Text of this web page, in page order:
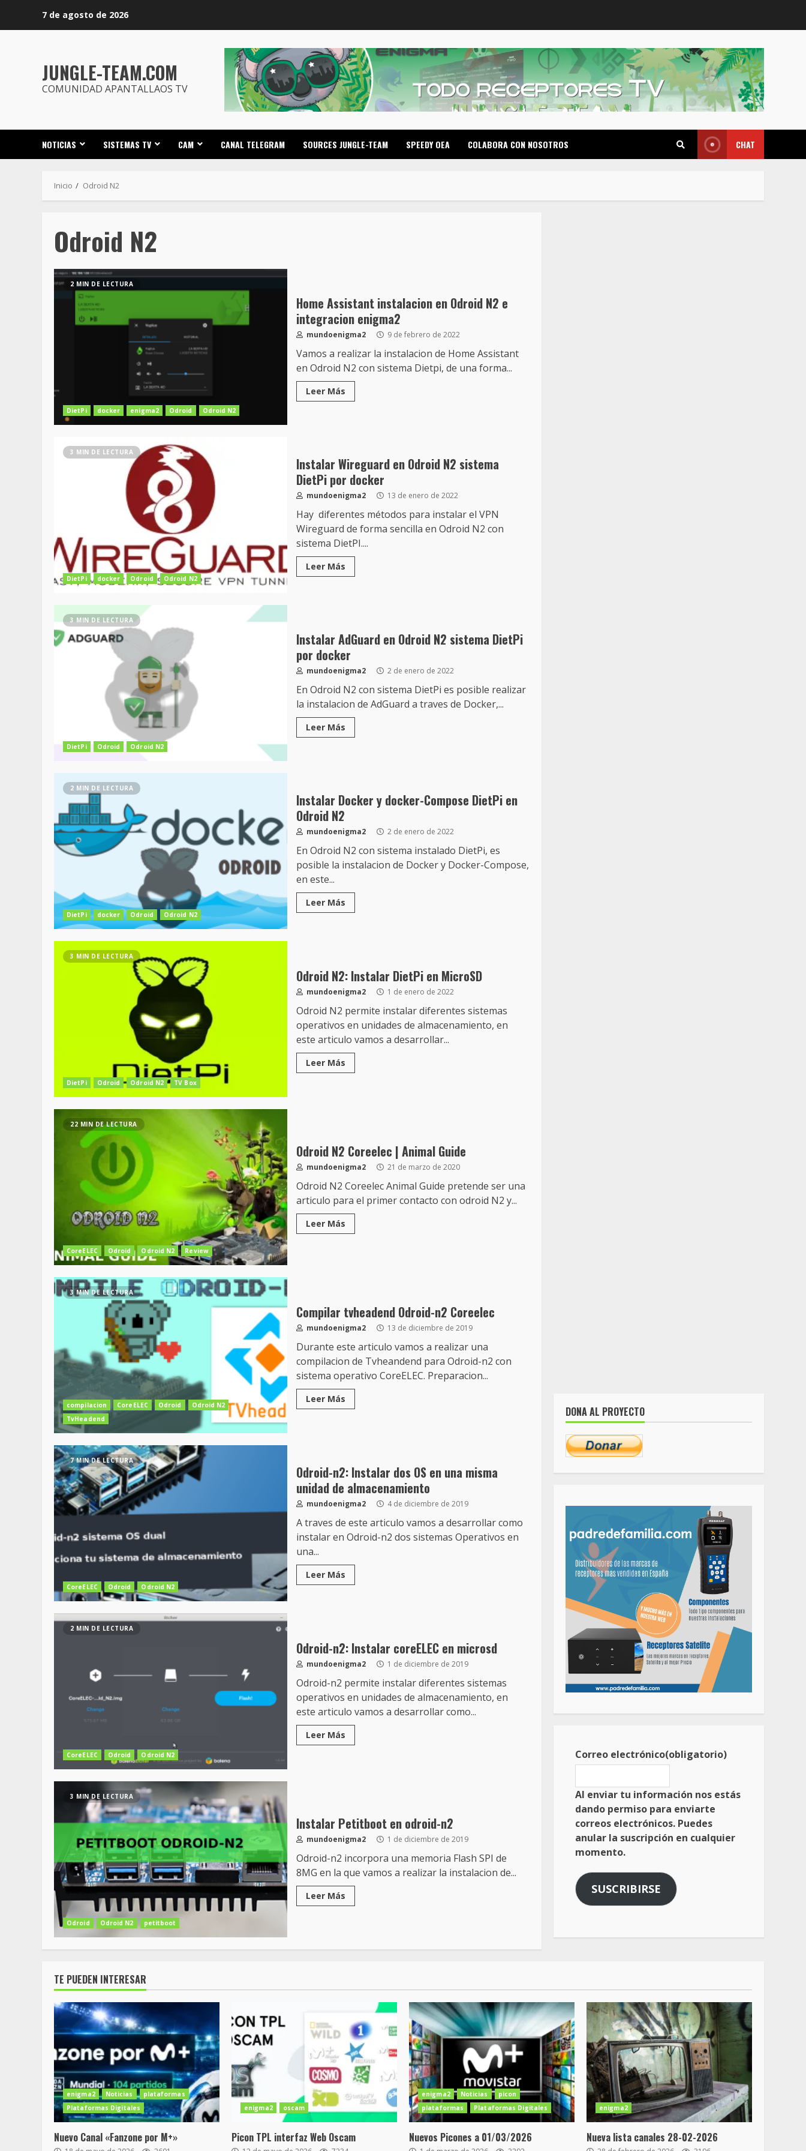
7 de agosto de 2026
JUNGLE-TEAM.COM
COMUNIDAD APANTALLAOS TV
NOTICIAS SISTEMAS TV CAM CANAL TELEGRAM SOURCES JUNGLE-TEAM SPEEDY OEA COLABORA CON NOSOTROS CHAT
Inicio Odroid N2
Odroid N2
2 MIN DE LECTURA
DietPi docker enigma2 Odroid Odroid N2
Home Assistant instalacion en Odroid N2 e
integracion enigma2
mundoenigma2 9 de febrero de 2022
Vamos a realizar la instalacion de Home Assistant
en Odroid N2 con sistema Dietpi, de una forma...
Leer Más
3 MIN DE LECTURA
DietPi docker Odroid Odroid N2
Instalar Wireguard en Odroid N2 sistema
DietPi por docker
mundoenigma2 13 de enero de 2022
Hay diferentes métodos para instalar el VPN
Wireguard de forma sencilla en Odroid N2 con
sistema DietPI....
Leer Más
3 MIN DE LECTURA
DietPi Odroid Odroid N2
Instalar AdGuard en Odroid N2 sistema DietPi
por docker
mundoenigma2 2 de enero de 2022
En Odroid N2 con sistema DietPi es posible realizar
la instalacion de AdGuard a traves de Docker,...
Leer Más
2 MIN DE LECTURA
DietPi docker Odroid Odroid N2
Instalar Docker y docker-Compose DietPi en
Odroid N2
mundoenigma2 2 de enero de 2022
En Odroid N2 con sistema instalado DietPi, es
posible la instalacion de Docker y Docker-Compose,
en este...
Leer Más
3 MIN DE LECTURA
DietPi Odroid Odroid N2 TV Box
Odroid N2: Instalar DietPi en MicroSD
mundoenigma2 1 de enero de 2022
Odroid N2 permite instalar diferentes sistemas
operativos en unidades de almacenamiento, en
este articulo vamos a desarrollar...
Leer Más
22 MIN DE LECTURA
CoreELEC Odroid Odroid N2 Review
Odroid N2 Coreelec | Animal Guide
mundoenigma2 21 de marzo de 2020
Odroid N2 Coreelec Animal Guide pretende ser una
articulo para el primer contacto con odroid N2 y...
Leer Más
3 MIN DE LECTURA
compilacion CoreELEC Odroid
Odroid N2
TvHeadend
Compilar tvheadend Odroid-n2 Coreelec
mundoenigma2 13 de diciembre de 2019
Durante este articulo vamos a realizar una
compilacion de Tvheandend para Odroid-n2 con
sistema operativo CoreELEC. Preparacion...
Leer Más
7 MIN DE LECTURA
CoreELEC Odroid Odroid N2
Odroid-n2: Instalar dos OS en una misma
unidad de almacenamiento
mundoenigma2 4 de diciembre de 2019
A traves de este articulo vamos a desarrollar como
instalar en Odroid-n2 dos sistemas Operativos en
una...
Leer Más
2 MIN DE LECTURA
CoreELEC Odroid Odroid N2
Odroid-n2: Instalar coreELEC en microsd
mundoenigma2 1 de diciembre de 2019
Odroid-n2 permite instalar diferentes sistemas
operativos en unidades de almacenamiento, en
este articulo vamos a desarrollar como...
Leer Más
3 MIN DE LECTURA
Odroid Odroid N2 petitboot
Instalar Petitboot en odroid-n2
mundoenigma2 1 de diciembre de 2019
Odroid-n2 incorpora una memoria Flash SPI de
8MG en la que vamos a realizar la instalacion de...
Leer Más
DONA AL PROYECTO
Correo electrónico(obligatorio)
Al enviar tu información nos estás
dando permiso para enviarte
correos electrónicos. Puedes
anular la suscripción en cualquier
momento.
SUSCRIBIRSE
TE PUEDEN INTERESAR
enigma2 Noticias
plataformas
Plataformas Digitales
Nuevo Canal «Fanzone por M+»
enigma2 oscam
Picon TPL interfaz Web Oscam
enigma2 Noticias
picon
plataformas
Plataformas Digitales
Nuevos Picones a 01/03/2026
enigma2
Nueva lista canales 28-02-2026